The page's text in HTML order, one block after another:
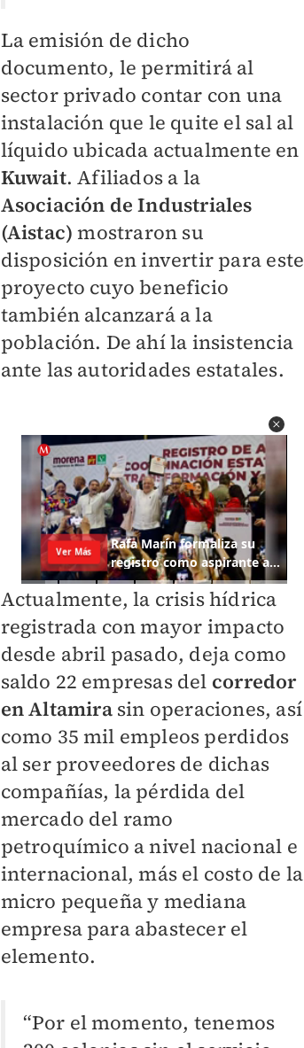
La emisión de dicho
documento, le permitirá al
sector privado contar con una
instalación que le quite el sal al
líquido ubicada actualmente en
Kuwait. Afiliados a la
Asociación de Industriales
(Aistac) mostraron su
disposición en invertir para este
proyecto cuyo beneficio
también alcanzará a la
población. De ahí la insistencia
ante las autoridades estatales.
Actualmente, la crisis hídrica
registrada con mayor impacto
desde abril pasado, deja como
saldo 22 empresas del corredor
enAltamirasin operaciones, así
como 35 mil empleos perdidos
al ser proveedores de dichas
compañías, la pérdida del
mercado del ramo
petroquímico a nivel nacional e
internacional, más el costo de la
micro pequeña y mediana
empresa para abastecer el
elemento.
“Por el momento, tenemos